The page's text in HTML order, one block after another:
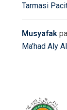
Tarmasi
Musyafak
Ma’had Aly